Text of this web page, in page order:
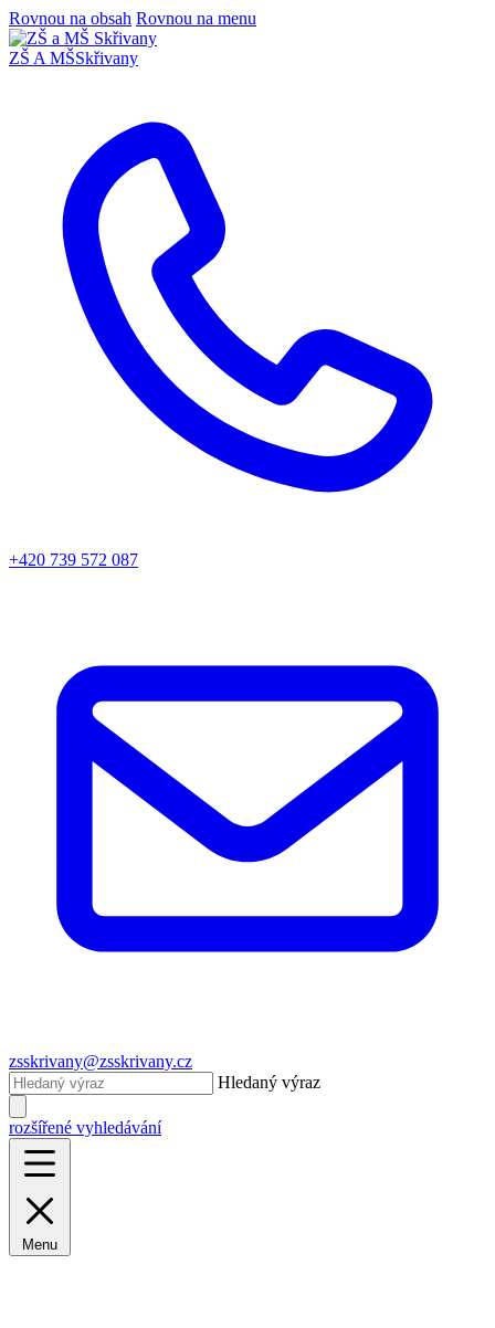
Rovnou na obsah Rovnou na menu
ZŠ A MŠSkřivany
+420 739 572 087
zsskrivany@zsskrivany.cz
Hledaný výraz
rozšířené vyhledávání
Menu